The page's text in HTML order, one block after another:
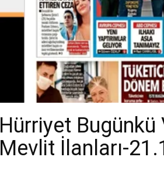
Hürriyet
Mevlit İlanları-